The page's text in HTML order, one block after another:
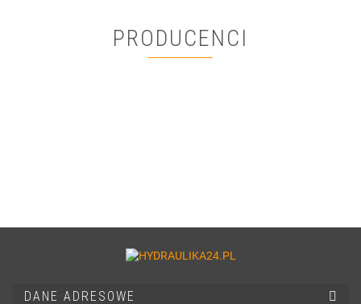
PRODUCENCI
DANE ADRESOWE